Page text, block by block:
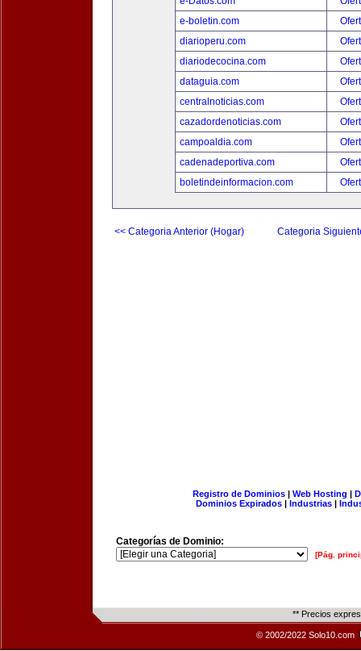
e-boletin.com
diarioperu.com
diariodecocina.com
dataguia.com
centralnoticias.com
cazadordenoticias.com
campoaldia.com
cadenadeportiva.com
boletindeinformacion.com
<< Categoria Anterior (Hogar) Categoria
Registro de Dominios| Web Hosting |
Dominios Expirados | Industrias |
Categorías de Dominio:
[Pág.
** Precios
© 2002/2022 Solo10.com